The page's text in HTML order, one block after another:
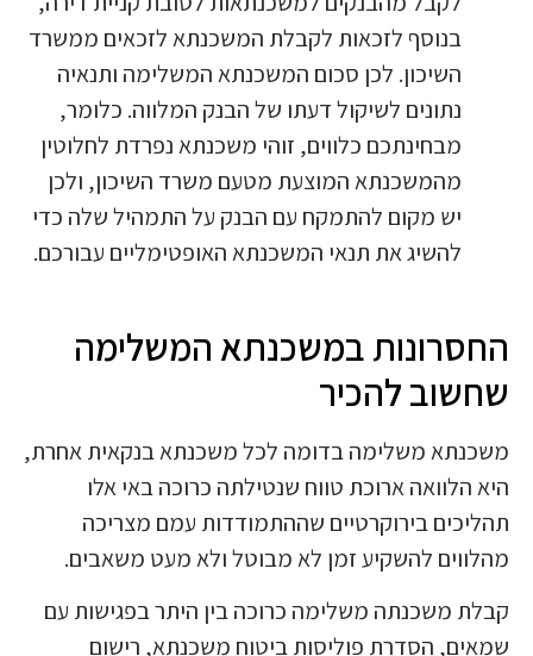
בנוסף לזכאות לקבלת המשכנתא לזכאים ממשרד
השיכון. לכן סכום המשכנתא המשלימה ותנאיה
נתונים לשיקול דעתו של הבנק המלווה. כלומר,
מבחינתכם כלווים, זוהי משכנתא נפרדת לחלוטין
מהמשכנתא המוצעת מטעם משרד השיכון, ולכן
יש מקום להתמקח עם הבנק על התמהיל שלה כדי
להשיג את תנאי המשכנתא האופטימליים עבורכם.
החסרונות במשכנתא המשלימה
שחשוב להכיר
משכנתא משלימה בדומה לכל משכנתא בנקאית אחרת,
היא הלוואה ארוכת טווח שנטילתה כרוכה באי אלו
תהליכים בירוקרטיים שההתמודדות עמם מצריכה
מהלווים להשקיע זמן לא מבוטל ולא מעט משאבים.
קבלת משכנתה משלימה כרוכה בין היתר בפגישות עם
שמאים, הסדרת פוליסות ביטוח משכנתא, רישום